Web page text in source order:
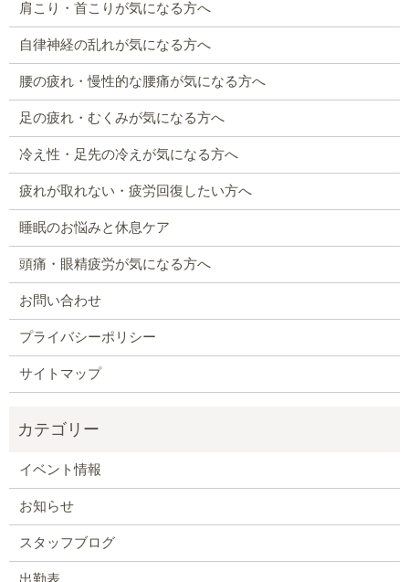
肩こり・首こりが気になる方へ
自律神経の乱れが気になる方へ
腰の疲れ・慢性的な腰痛が気になる方へ
足の疲れ・むくみが気になる方へ
冷え性・足先の冷えが気になる方へ
疲れが取れない・疲労回復したい方へ
睡眠のお悩みと休息ケア
頭痛・眼精疲労が気になる方へ
お問い合わせ
プライバシーポリシー
サイトマップ
イベント情報
お知らせ
スタッフブログ